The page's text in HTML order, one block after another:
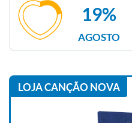
AGOSTO
19%
LOJA CANÇÃO NOVA